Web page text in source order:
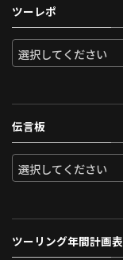
ツーレポ
伝言板
ツーリング年間計画表